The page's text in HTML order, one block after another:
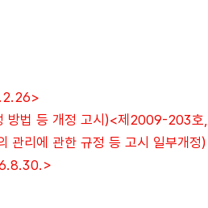
방법 등 개정 고시)<제2009-203
관리에 관한 규정 등 고시 일부